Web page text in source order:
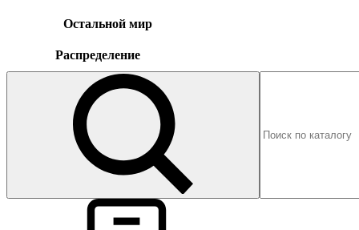
Остальной мир
Распределение